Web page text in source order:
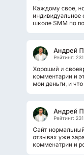
Каждому свое,
индивидуальное
школе SMM по
Андрей
Рейтинг: 231
Хороший и
комментарии и
мои деньги, и
Андрей
Рейтинг: 231
Сайт
отзывах уже
комменатрии и